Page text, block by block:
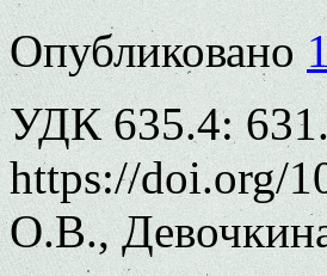
Опубликовано
УДК 635.4:
https://doi.org/
О.В.,